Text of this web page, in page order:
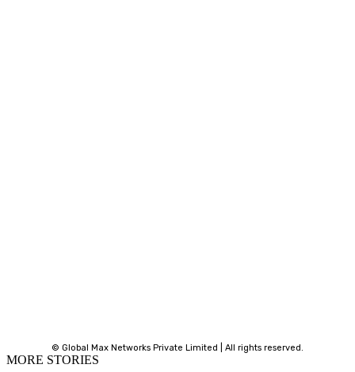
© Global Max Networks Private Limited | All rights reserved.
MORE STORIES